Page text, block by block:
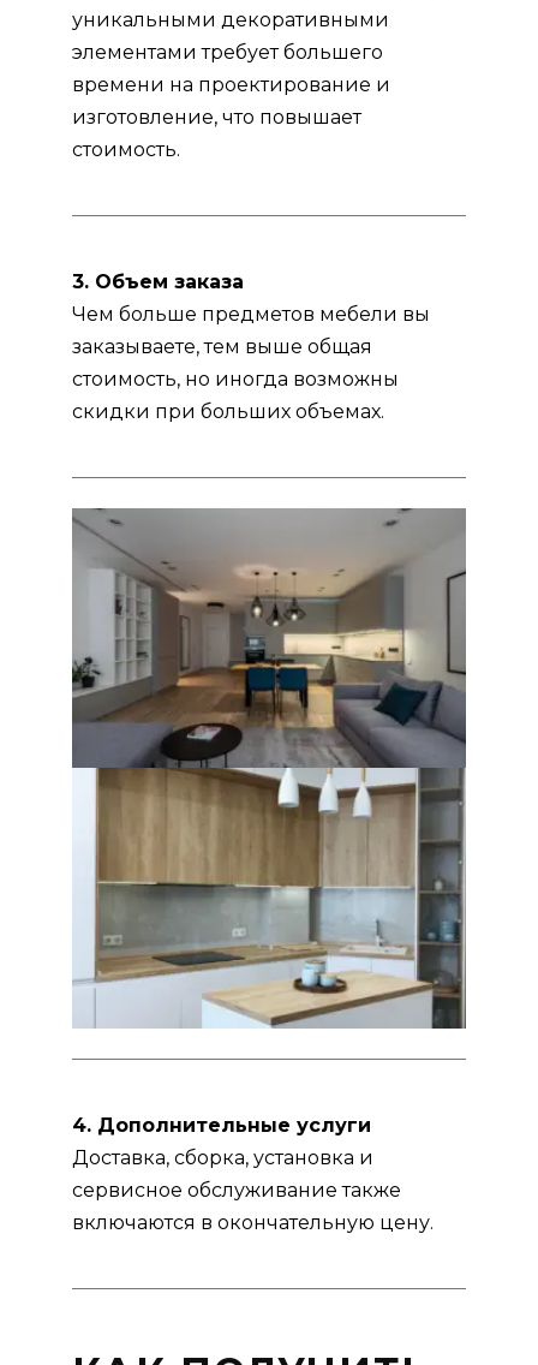
уникальными декоративными
элементами требует большего
времени на проектирование и
изготовление, что повышает
стоимость.
3. Объем заказа
Чем больше предметов мебели вы
заказываете, тем выше общая
стоимость, но иногда возможны
скидки при больших объемах.
4. Дополнительные услуги
Доставка, сборка, установка и
сервисное обслуживание также
включаются в окончательную цену.